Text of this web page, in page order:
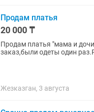
Продам платья
20 000 ₸
Продам платья "мама и
заказ,были одеты один
Жезказган, 3 августа